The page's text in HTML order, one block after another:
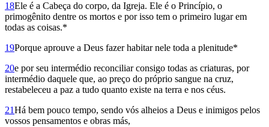
18Ele é a Cabeça do corpo, da Igreja. Ele é o Princípio, o
primogênito dentre os mortos e por isso tem o primeiro lugar em
todas as coisas.*
19Porque aprouve a Deus fazer habitar nele toda a plenitude*
20e por seu intermédio reconciliar consigo todas as criaturas, por
intermédio daquele que, ao preço do próprio sangue na cruz,
restabeleceu a paz a tudo quanto existe na terra e nos céus.
21Há bem pouco tempo, sendo vós alheios a Deus e inimigos pelos
vossos pensamentos e obras más,